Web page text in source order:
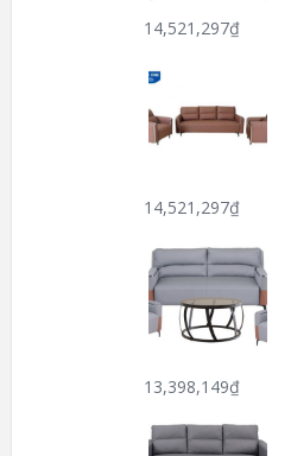
14,521,297₫
14,521,297₫
13,398,149₫